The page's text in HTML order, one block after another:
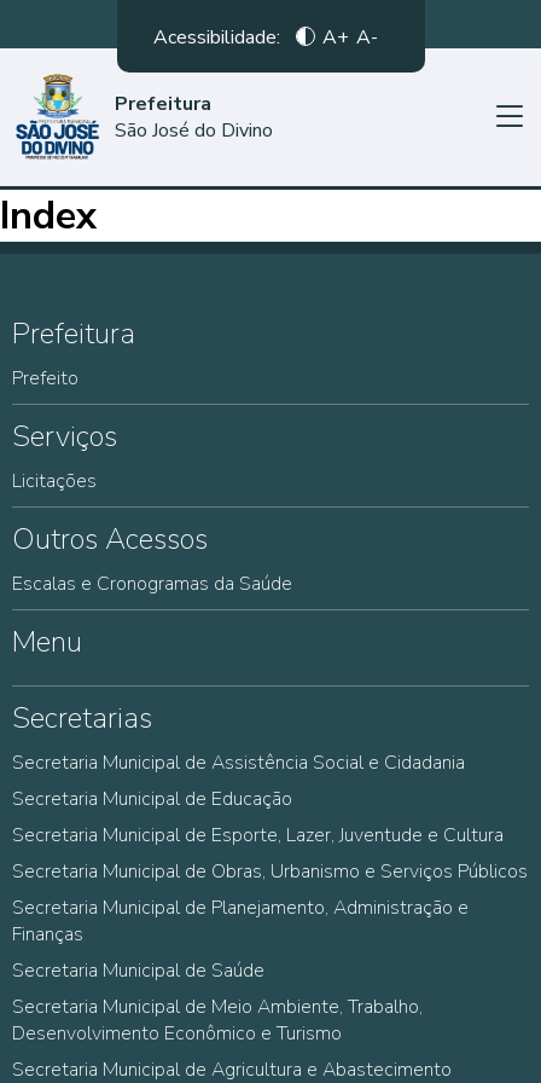
Acessibilidade: A+ A-
Prefeitura
São José do Divino
Index
Prefeitura
Prefeito
Serviços
Licitações
Outros Acessos
Escalas e Cronogramas da Saúde
Menu
Secretarias
Secretaria Municipal de Assistência Social e Cidadania
Secretaria Municipal de Educação
Secretaria Municipal de Esporte, Lazer, Juventude e Cultura
Secretaria Municipal de Obras, Urbanismo e Serviços Públicos
Secretaria Municipal de Planejamento, Administração e
Finanças
Secretaria Municipal de Saúde
Secretaria Municipal de Meio Ambiente, Trabalho,
Desenvolvimento Econômico e Turismo
Secretaria Municipal de Agricultura e Abastecimento